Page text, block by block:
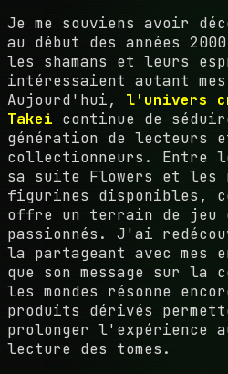
Je me souviens avoir
au début des années
les shamans et leurs
intéressaient autant
Aujourd'hui, l'univers
Takei continue de
génération de lecteurs
collectionneurs. Entre
sa suite Flowers et les
figurines disponibles,
offre un terrain de jeu
passionnés. J'ai
la partageant avec mes
que son message sur la
les mondes résonne
produits dérivés
prolonger l'expérience
lecture des tomes.